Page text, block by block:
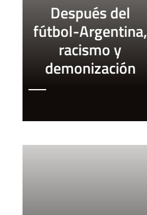
Después del
fútbol-Argentina,
racismo y
demonización